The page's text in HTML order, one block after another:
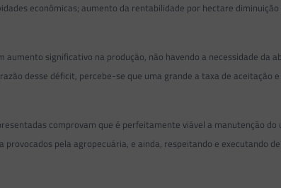
econômicas; aumento da rentabilidade por hectare
significativo na produção, não havendo a necessidade da
desse déficit, percebe-se que uma grande a taxa de aceitação
comprovam que é perfeitamente viável a manutenção
pela agropecuária, e ainda, respeitando e executando